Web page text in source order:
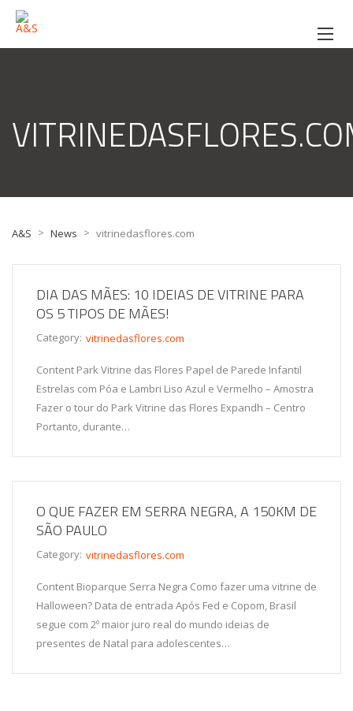
A&S > News > vitrinedasflores.com
DIA DAS MÃES: 10 IDEIAS DE VITRINE PARA
OS 5 TIPOS DE MÃES!
Category: vitrinedasflores.com
Content Park Vitrine das Flores Papel de Parede Infantil
Estrelas com Póa e Lambri Liso Azul e Vermelho – Amostra
Fazer o tour do Park Vitrine das Flores Expandh – Centro
Portanto, durante…
O QUE FAZER EM SERRA NEGRA, A 150KM DE
SÃO PAULO
Category: vitrinedasflores.com
Content Bioparque Serra Negra Como fazer uma vitrine de
Halloween? Data de entrada Após Fed e Copom, Brasil
segue com 2º maior juro real do mundo ideias de
presentes de Natal para adolescentes…